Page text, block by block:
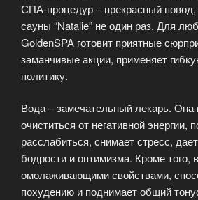
СПА-процедур – прекрасный
сауны “Natalie” не один раз. Для
GoldenSPA готовит приятные
заманчивые акции, применяет
политику.
Вода – замечательный лекарь. Она
очиститься от негативной энергии,
расслабиться, снимает стресс,
бодрости и оптимизма. Кроме того,
омолаживающими свойствами,
похудению и поднимает общий